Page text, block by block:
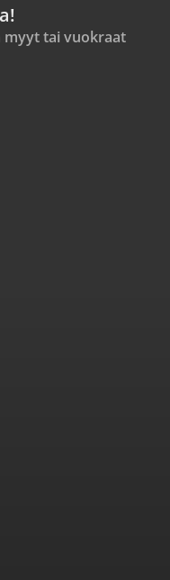
myyt tai vuokraat